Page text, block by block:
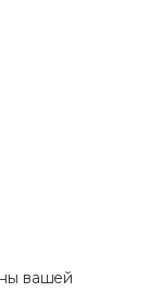
вашей